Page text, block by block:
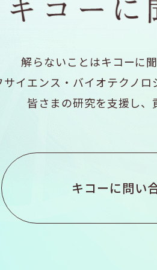
解らないことはキコーに
サイエンス・バイオテクノ
皆さまの研究を支援し、
キコーに問い